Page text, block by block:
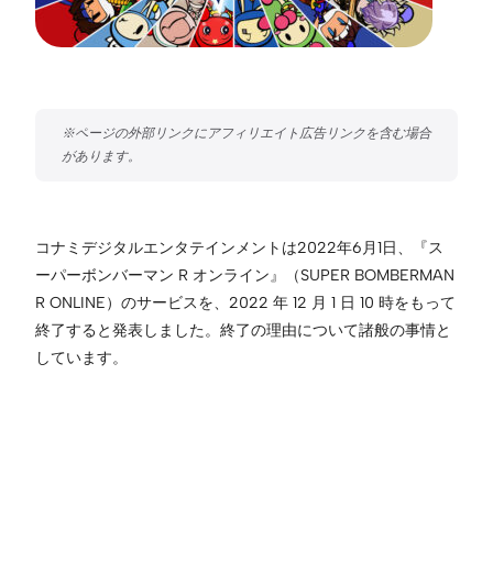
コナミデジタルエンタテインメントは2022年6月1日、『ス
ーパーボンバーマン R オンライン』（SUPER BOMBERMAN
R ONLINE）のサービスを、2022 年 12 月 1 日 10 時をもって
終了すると発表しました。終了の理由について諸般の事情と
しています。